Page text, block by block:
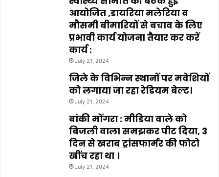
आयोजित ,डायरिया मलेरिया व
मौसमी बीमारियों से बचाव के लिए
प्रभावी कार्य योजना तैयार कर करें
कार्य :
July 21, 2024
जिले के विभिन्न स्थानों पर मवेशियों
को लगाया जा रहा रेडियम बेल्ट।
July 21, 2024
बांकी मोंगरा : मीडिया वाले को
बिजली वाला समझकर पीट दिया, 3
दिन से खराब ट्रांसफार्मर की फोटो
खींच रहा था ।
July 21, 2024